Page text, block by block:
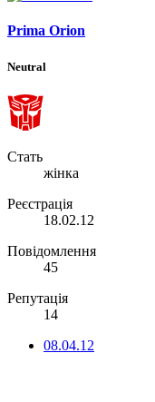
Prima Orion
Neutral
Стать
жінка
Реєстрація
18.02.12
Повідомлення
45
Репутація
14
08.04.12